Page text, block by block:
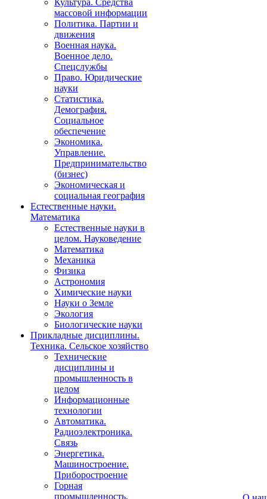
Культура. Средства
массовой информации
Политика. Партии и
движения
Военная наука.
Военное дело.
Спецслужбы
Право. Юридические
науки
Статистика.
Демография.
Социальное
обеспечение
Экономика.
Управление.
Предпринимательство
(бизнес)
Экономическая и
социальная география
Естественные науки.
Математика
Естественные науки в
целом. Науковедение
Математика
Механика
Физика
Астрономия
Химические науки
Науки о Земле
Экология
Биологические науки
Прикладные дисциплины.
Техника. Сельское хозяйство
Технические
дисциплины и
промышленность в
целом
Информационные
технологии
Автоматика.
Радиоэлектроника.
Связь
Энергетика.
Машиностроение.
Приборостроение
Горная
промышленность.